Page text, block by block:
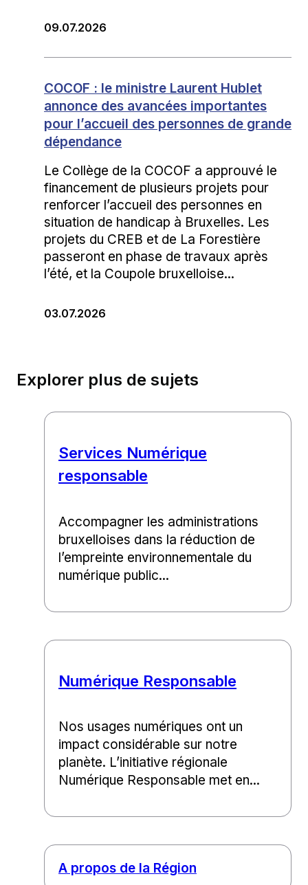
09.07.2026
COCOF : le ministre Laurent Hublet
annonce des avancées importantes
pour l’accueil des personnes de grande
dépendance
Le Collège de la COCOF a approuvé le
financement de plusieurs projets pour
renforcer l’accueil des personnes en
situation de handicap à Bruxelles. Les
projets du CREB et de La Forestière
passeront en phase de travaux après
l’été, et la Coupole bruxelloise...
03.07.2026
Explorer plus de sujets
Services Numérique
responsable
Accompagner les administrations
bruxelloises dans la réduction de
l’empreinte environnementale du
numérique public...
Numérique Responsable
Nos usages numériques ont un
impact considérable sur notre
planète. L’initiative régionale
Numérique Responsable met en...
A propos de la Région